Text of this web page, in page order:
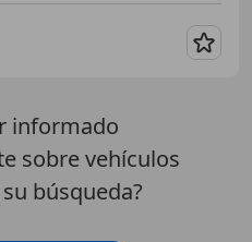
informado
sobre vehículos
búsqueda?